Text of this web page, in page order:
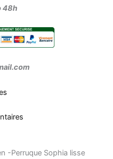
48h
-Perruque Sophia lisse